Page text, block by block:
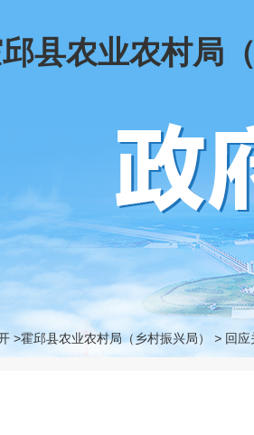
县农业农村局
>霍邱县农业农村局（乡村振兴局） > 回应